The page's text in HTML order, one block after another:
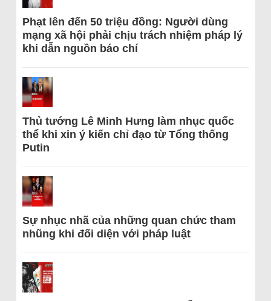
Phạt lên đến 50 triệu đồng: Người dùng
mạng xã hội phải chịu trách nhiệm pháp lý
khi dẫn nguồn báo chí
Thủ tướng Lê Minh Hưng làm nhục quốc
thể khi xin ý kiến chỉ đạo từ Tổng thống
Putin
Sự nhục nhã của những quan chức tham
nhũng khi đối diện với pháp luật